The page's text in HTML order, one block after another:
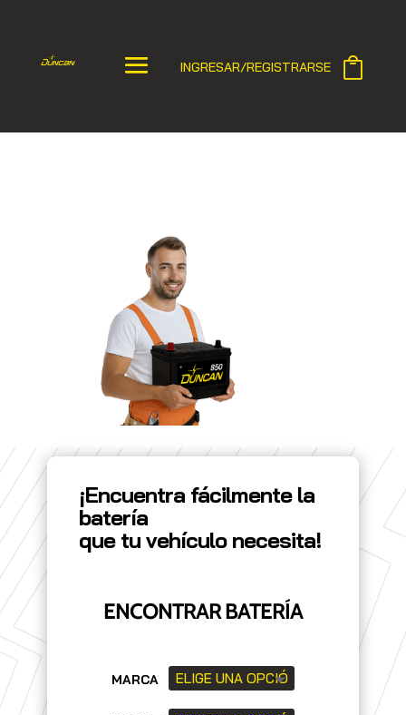
INGRESAR/REGISTRARSE
¡Encuentra fácilmente la
batería
que tu vehículo necesita!
ENCONTRAR BATERÍA
MARCA